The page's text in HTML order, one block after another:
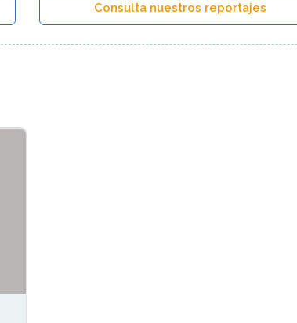
Consulta nuestros reportajes